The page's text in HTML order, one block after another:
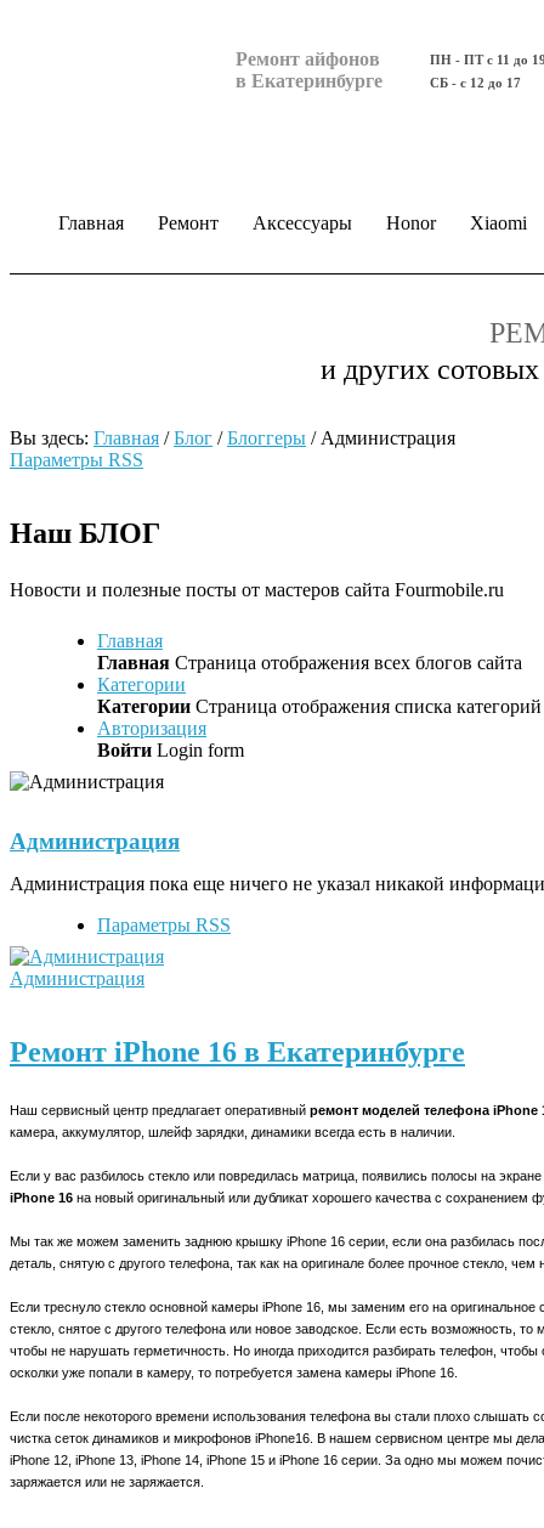
Ремонт айфонов
в Екатеринбурге
ПН - ПТ с 11 до
СБ - с 12 до 17
Главная Ремонт Аксессуары Honor Xiaomi
и других
Вы здесь: Главная /Блог /Блоггеры / Администрация
Параметры RSS
Наш БЛОГ
Новости и полезные посты от мастеров сайта Fourmobile.ru
Главная
Главная Страница отображения всех блогов сайта
Категории
Категории Страница отображения списка
Авторизация
Войти Login form
Администрация
Администрация пока еще ничего не указал никакой
Параметры RSS
Администрация
Ремонт iPhone 16 в Екатеринбурге
Наш сервисный центр предлагает оперативный ремонт моделей телефона iPhone
камера, аккумулятор, шлейф зарядки, динамики всегда есть в наличии.
Если у вас разбилось стекло или повредилась матрица, появились полосы на
iPhone 16 на новый оригинальный или дубликат хорошего качества с сохранением
Мы так же можем заменить заднюю крышку iPhone 16 серии, если она разбилась
деталь, снятую с другого телефона, так как на оригинале более прочное стекло,
Если треснуло стекло основной камеры iPhone 16, мы заменим его на
стекло, снятое с другого телефона или новое заводское. Если есть возможность,
чтобы не нарушать герметичность. Но иногда приходится разбирать телефон,
осколки уже попали в камеру, то потребуется замена камеры iPhone 16.
Если после некоторого времени использования телефона вы стали плохо слышать
чистка сеток динамиков и микрофонов iPhone16. В нашем сервисном центре мы
iPhone 12, iPhone 13, iPhone 14, iPhone 15 и iPhone 16 серии. За одно мы можем
заряжается или не заряжается.